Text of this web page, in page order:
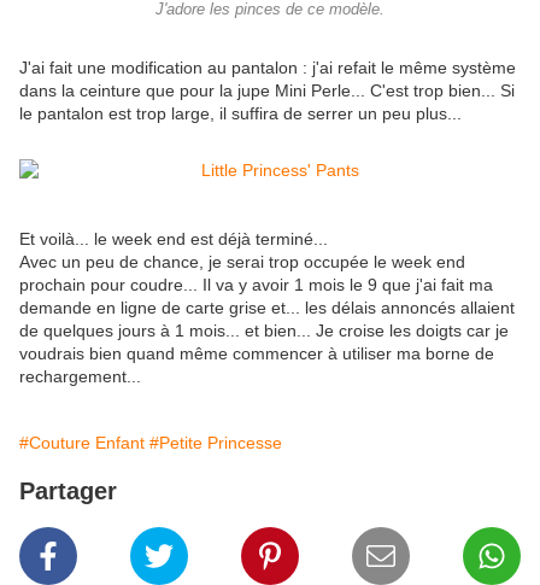
J'adore les pinces de ce modèle.
J'ai fait une modification au pantalon : j'ai refait le même système
dans la ceinture que pour la jupe Mini Perle... C'est trop bien... Si
le pantalon est trop large, il suffira de serrer un peu plus...
Et voilà... le week end est déjà terminé...
Avec un peu de chance, je serai trop occupée le week end
prochain pour coudre... Il va y avoir 1 mois le 9 que j'ai fait ma
demande en ligne de carte grise et... les délais annoncés allaient
de quelques jours à 1 mois... et bien... Je croise les doigts car je
voudrais bien quand même commencer à utiliser ma borne de
rechargement...
#Couture Enfant #Petite Princesse
Partager